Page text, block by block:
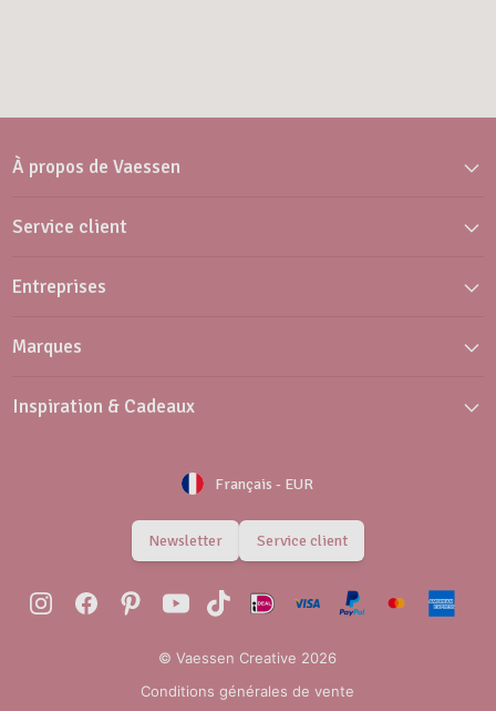
À propos de Vaessen
Service client
Entreprises
Marques
Inspiration & Cadeaux
Français - EUR
Newsletter Service client
© Vaessen Creative 2026
Conditions générales de vente